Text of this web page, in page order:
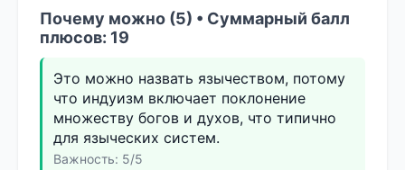
Почему можно (5) • Суммарный балл
плюсов: 19
Это можно назвать язычеством, потому
что индуизм включает поклонение
множеству богов и духов, что типично
для языческих систем.
Важность: 5/5